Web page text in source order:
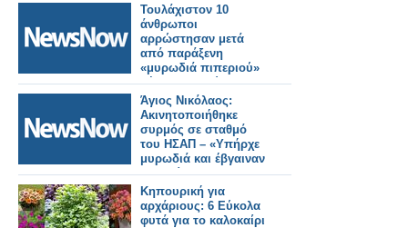
Τουλάχιστον 10
άνθρωποι
αρρώστησαν μετά
από παράξενη
«μυρωδιά πιπεριού»
μέσα σε κινούμενο
τρένο στην Ιαπωνία.
Άγιος Νικόλαος:
Ακινητοποιήθηκε
συρμός σε σταθμό
του ΗΣΑΠ – «Υπήρχε
μυρωδιά και έβγαιναν
καπνοί»
καταγγέλλουν
επιβάτες
Κηπουρική για
αρχάριους: 6 Εύκολα
φυτά για το καλοκαίρι